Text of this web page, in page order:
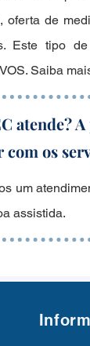
de
Este tipo
Saiba
atende?
os
um a
assistida.